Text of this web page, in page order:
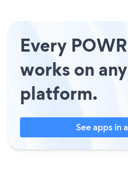
Every
works on any
platform.
See apps in